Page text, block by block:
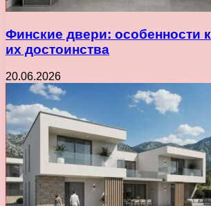
Финские двери: особенности
их достоинства
20.06.2026